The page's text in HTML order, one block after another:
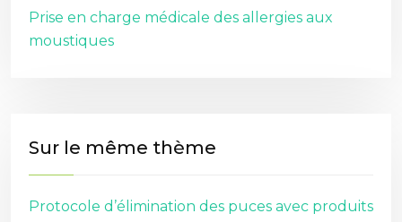
Prise en charge médicale des allergies aux
moustiques
Sur le même thème
Protocole d’élimination des puces avec produits